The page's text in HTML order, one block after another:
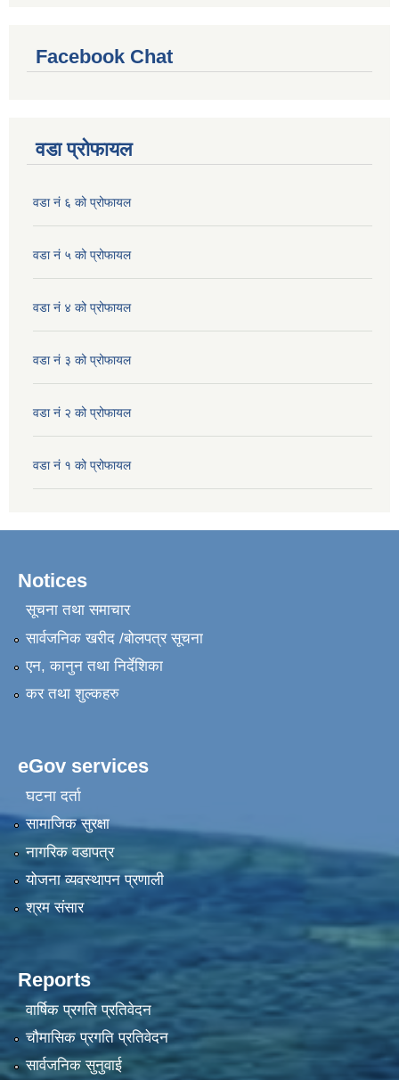
Facebook Chat
वडा प्रोफायल
वडा नं ६ को प्रोफायल
वडा नं ५ को प्रोफायल
वडा नं ४ को प्रोफायल
वडा नं ३ को प्रोफायल
वडा नं २ को प्रोफायल
वडा नं १ को प्रोफायल
Notices
सूचना तथा समाचार
सार्वजनिक खरीद /बोलपत्र सूचना
एन, कानुन तथा निर्देशिका
कर तथा शुल्कहरु
eGov services
घटना दर्ता
सामाजिक सुरक्षा
नागरिक वडापत्र
योजना व्यवस्थापन प्रणाली
श्रम संसार
Reports
वार्षिक प्रगति प्रतिवेदन
चौमासिक प्रगति प्रतिवेदन
सार्वजनिक सुनुवाई